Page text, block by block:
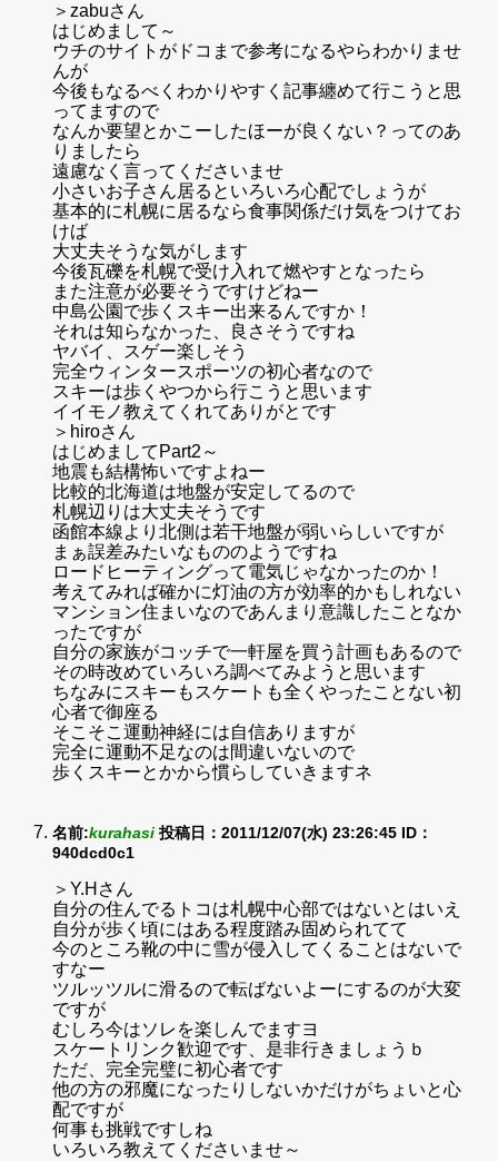
＞zabuさん
はじめまして～
ウチのサイトがドコまで参考になるやらわかりませ
んが
今後もなるべくわかりやすく記事纏めて行こうと思
ってますので
なんか要望とかこーしたほーが良くない？ってのあ
りましたら
遠慮なく言ってくださいませ
小さいお子さん居るといろいろ心配でしょうが
基本的に札幌に居るなら食事関係だけ気をつけてお
けば
大丈夫そうな気がします
今後瓦礫を札幌で受け入れて燃やすとなったら
また注意が必要そうですけどねー
中島公園で歩くスキー出来るんですか！
それは知らなかった、良さそうですね
ヤバイ、スゲー楽しそう
完全ウィンタースポーツの初心者なので
スキーは歩くやつから行こうと思います
イイモノ教えてくれてありがとです
＞hiroさん
はじめましてPart2～
地震も結構怖いですよねー
比較的北海道は地盤が安定してるので
札幌辺りは大丈夫そうです
函館本線より北側は若干地盤が弱いらしいですが
まぁ誤差みたいなもののようですね
ロードヒーティングって電気じゃなかったのか！
考えてみれば確かに灯油の方が効率的かもしれない
マンション住まいなのであんまり意識したことなか
ったですが
自分の家族がコッチで一軒屋を買う計画もあるので
その時改めていろいろ調べてみようと思います
ちなみにスキーもスケートも全くやったことない初
心者で御座る
そこそこ運動神経には自信ありますが
完全に運動不足なのは間違いないので
歩くスキーとかから慣らしていきますネ
名前:kurahasi 投稿日：2011/12/07(水) 23:26:45 ID：
940dcd0c1
＞Y.Hさん
自分の住んでるトコは札幌中心部ではないとはいえ
自分が歩く頃にはある程度踏み固められてて
今のところ靴の中に雪が侵入してくることはないで
すなー
ツルッツルに滑るので転ばないよーにするのが大変
ですが
むしろ今はソレを楽しんでますヨ
スケートリンク歓迎です、是非行きましょうｂ
ただ、完全完璧に初心者です
他の方の邪魔になったりしないかだけがちょいと心
配ですが
何事も挑戦ですしね
いろいろ教えてくださいませ～